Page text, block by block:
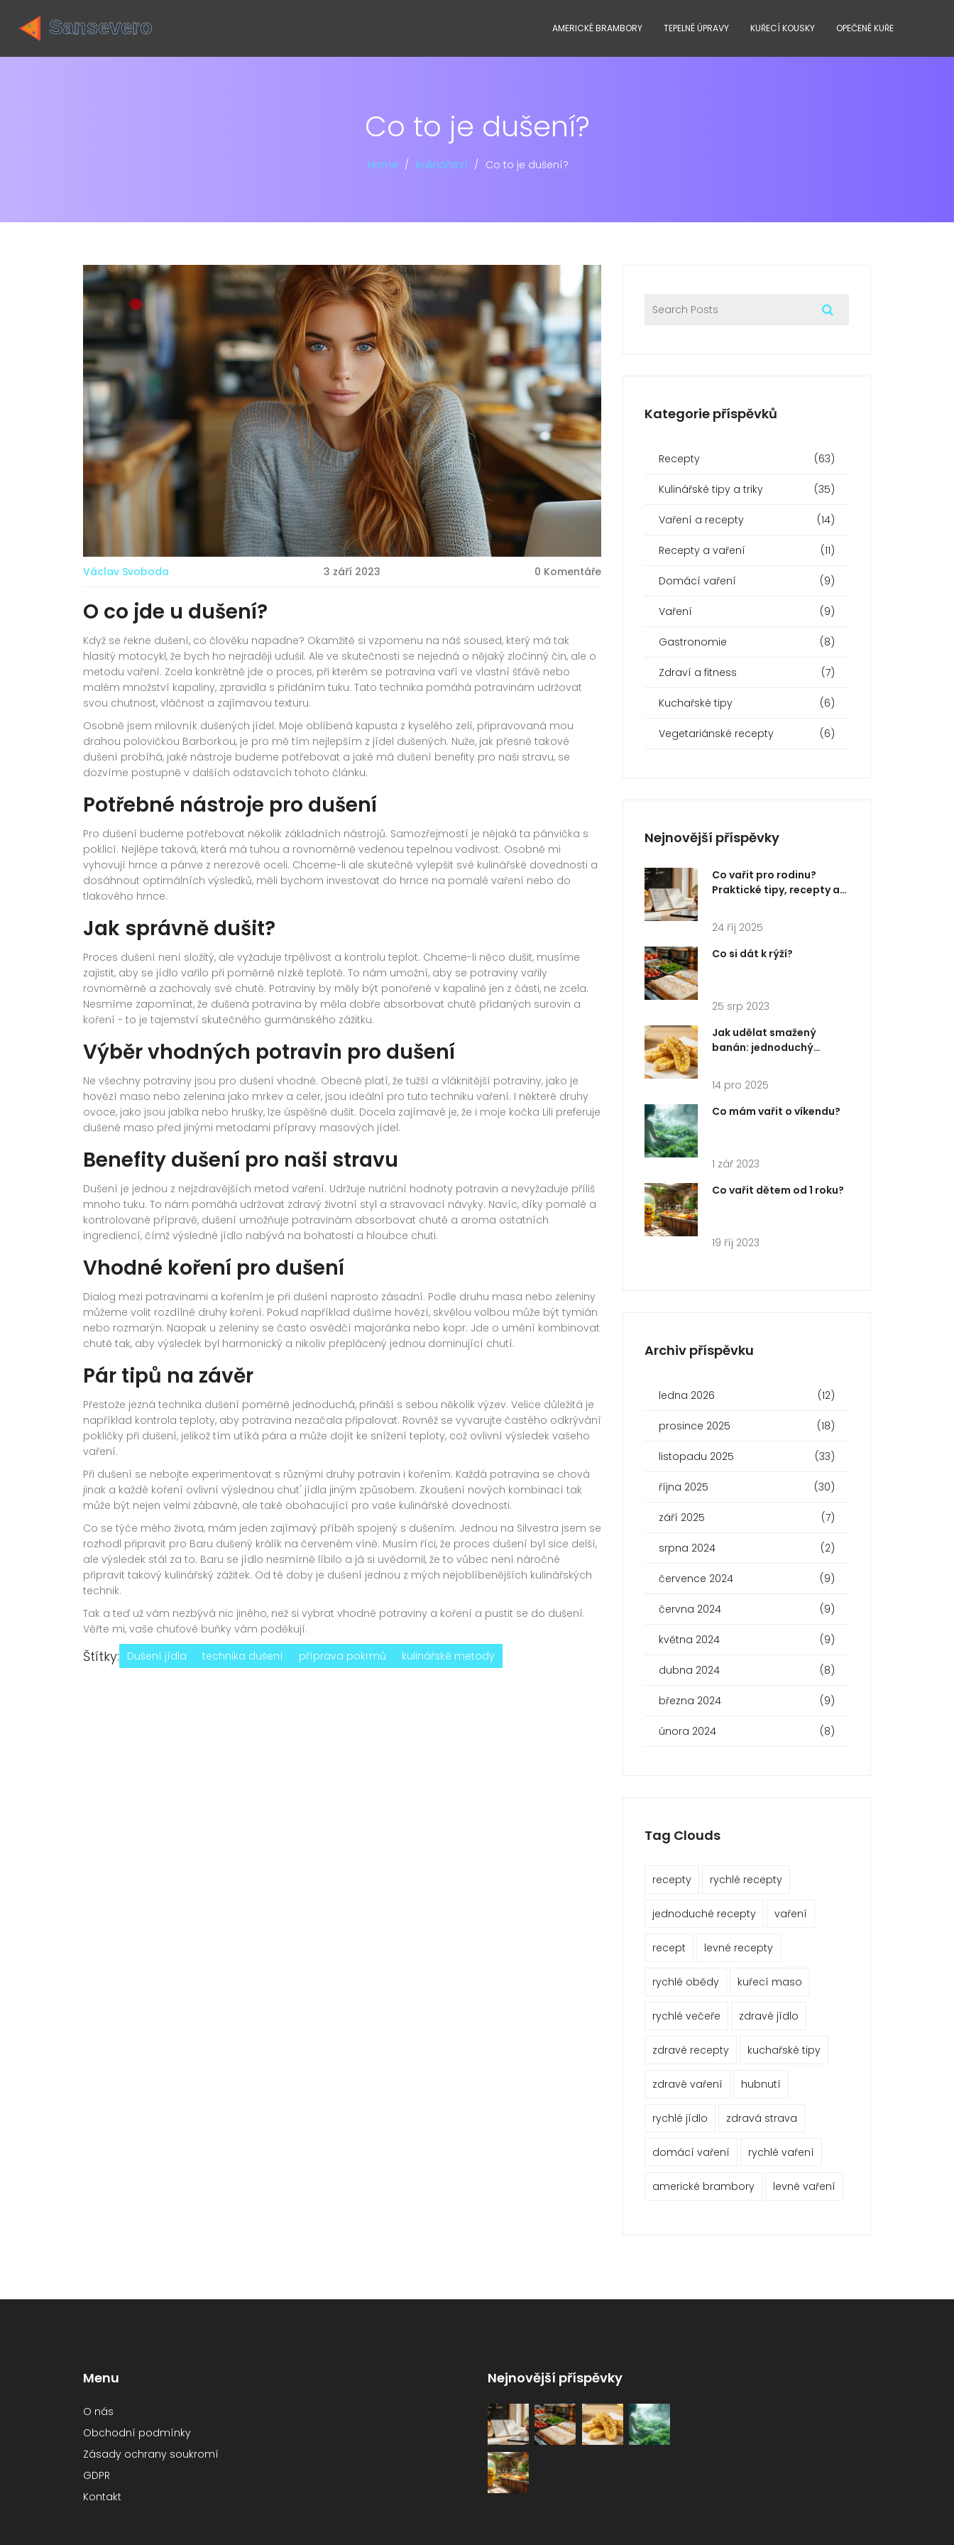
AMERICKÉ BRAMBORY TEPELNÉ ÚPRAVY KUŘECÍ KOUSKY OPEČENÉ KUŘE
Co to je dušení?
Home Kulinářství Co to je dušení?
Václav Svoboda 3 září 2023 0 Komentáře
O co jde u dušení?
Když se řekne dušení, co člověku napadne? Okamžitě si vzpomenu na náš soused, který má tak
hlasitý motocykl, že bych ho nejraději udušil. Ale ve skutečnosti se nejedná o nějaký zločinný čin, ale o
metodu vaření. Zcela konkrétně jde o proces, při kterém se potravina vaří ve vlastní šťávě nebo
malém množství kapaliny, zpravidla s přidáním tuku. Tato technika pomáhá potravinám udržovat
svou chutnost, vláčnost a zajímavou texturu.
Osobně jsem milovník dušených jídel. Moje oblíbená kapusta z kyselého zelí, připravovaná mou
drahou polovičkou Barborkou, je pro mě tím nejlepším z jídel dušených. Nuže, jak přesně takové
dušení probíhá, jaké nástroje budeme potřebovat a jaké má dušení benefity pro naši stravu, se
dozvíme postupně v dalších odstavcích tohoto článku.
Potřebné nástroje pro dušení
Pro dušení budeme potřebovat několik základních nástrojů. Samozřejmostí je nějaká ta pánvička s
poklicí. Nejlépe taková, která má tuhou a rovnoměrně vedenou tepelnou vodivost. Osobně mi
vyhovují hrnce a pánve z nerezové oceli. Chceme-li ale skutečně vylepšit své kulinářské dovednosti a
dosáhnout optimálních výsledků, měli bychom investovat do hrnce na pomalé vaření nebo do
tlakového hrnce.
Jak správně dušit?
Proces dušení není složitý, ale vyžaduje trpělivost a kontrolu teplot. Chceme-li něco dušit, musíme
zajistit, aby se jídlo vařilo při poměrně nízké teplotě. To nám umožní, aby se potraviny vařily
rovnoměrně a zachovaly své chutě. Potraviny by měly být ponořené v kapalině jen z části, ne zcela.
Nesmíme zapomínat, že dušená potravina by měla dobře absorbovat chutě přidaných surovin a
koření - to je tajemství skutečného gurmánského zážitku.
Výběr vhodných potravin pro dušení
Ne všechny potraviny jsou pro dušení vhodné. Obecně platí, že tužší a vláknitější potraviny, jako je
hovězí maso nebo zelenina jako mrkev a celer, jsou ideální pro tuto techniku vaření. I některé druhy
ovoce, jako jsou jablka nebo hrušky, lze úspěšně dušit. Docela zajímavé je, že i moje kočka Lili preferuje
dušené maso před jinými metodami přípravy masových jídel.
Benefity dušení pro naši stravu
Dušení je jednou z nejzdravějších metod vaření. Udržuje nutriční hodnoty potravin a nevyžaduje příliš
mnoho tuku. To nám pomáhá udržovat zdravý životní styl a stravovací návyky. Navíc, díky pomalé a
kontrolované přípravě, dušení umožňuje potravinám absorbovat chutě a aroma ostatních
ingrediencí, čímž výsledné jídlo nabývá na bohatosti a hloubce chuti.
Vhodné koření pro dušení
Dialog mezi potravinami a kořením je při dušení naprosto zásadní. Podle druhu masa nebo zeleniny
můžeme volit rozdílné druhy koření. Pokud například dušíme hovězí, skvělou volbou může být tymián
nebo rozmarýn. Naopak u zeleniny se často osvědčí majoránka nebo kopr. Jde o umění kombinovat
chutě tak, aby výsledek byl harmonický a nikoliv přeplácený jednou dominující chutí.
Pár tipů na závěr
Přestože jezná technika dušení poměrně jednoduchá, přináší s sebou několik výzev. Velice důležitá je
například kontrola teploty, aby potravina nezačala připalovat. Rovněž se vyvarujte častého odkrývání
pokličky při dušení, jelikož tím utíká pára a může dojít ke snížení teploty, což ovlivní výsledek vašeho
vaření.
Při dušení se nebojte experimentovat s různými druhy potravin i kořením. Každá potravina se chová
jinak a každé koření ovlivní výslednou chut' jídla jiným způsobem. Zkoušení nových kombinací tak
může být nejen velmi zábavné, ale také obohacující pro vaše kulinářské dovednosti.
Co se týče mého života, mám jeden zajímavý příběh spojený s dušením. Jednou na Silvestra jsem se
rozhodl připravit pro Baru dušený králík na červeném víně. Musím říci, že proces dušení byl sice delší,
ale výsledek stál za to. Baru se jídlo nesmírně líbilo a já si uvědomil, že to vůbec není náročné
připravit takový kulinářský zážitek. Od té doby je dušení jednou z mých nejoblíbenějších kulinářských
technik.
Tak a teď už vám nezbývá nic jiného, než si vybrat vhodné potraviny a koření a pustit se do dušení.
Věřte mi, vaše chuťové buňky vám poděkují.
Štítky: Dušení jídla technika dušení příprava pokrmů kulinářské metody
Kategorie příspěvků
Recepty (63)
Kulinářské tipy a triky (35)
Vaření a recepty (14)
Recepty a vaření (11)
Domácí vaření (9)
Vaření (9)
Gastronomie (8)
Zdraví a fitness (7)
Kuchařské tipy (6)
Vegetariánské recepty (6)
Nejnovější příspěvky
Co vařit pro rodinu?
Praktické tipy, recepty a
24 říj 2025
Co si dát k rýží?
25 srp 2023
Jak udělat smažený
banán: jednoduchý
pochutinu
14 pro 2025
Co mám vařit o víkendu?
1 zář 2023
Co vařit dětem od 1 roku?
19 říj 2023
Archiv příspěvku
ledna 2026 (12)
prosince 2025 (18)
listopadu 2025 (33)
října 2025 (30)
září 2025 (7)
srpna 2024 (2)
července 2024 (9)
června 2024 (9)
května 2024 (9)
dubna 2024 (8)
března 2024 (9)
února 2024 (8)
Tag Clouds
recepty rychlé recepty
jednoduché recepty vaření
recept levné recepty
rychlé obědy kuřecí maso
rychlé večeře zdravé jídlo
zdravé recepty kuchařské tipy
zdravé vaření hubnutí
rychlé jídlo zdravá strava
domácí vaření rychlé vaření
americké brambory levné vaření
Menu
O nás
Obchodní podmínky
Zásady ochrany soukromí
GDPR
Kontakt
Nejnovější příspěvky